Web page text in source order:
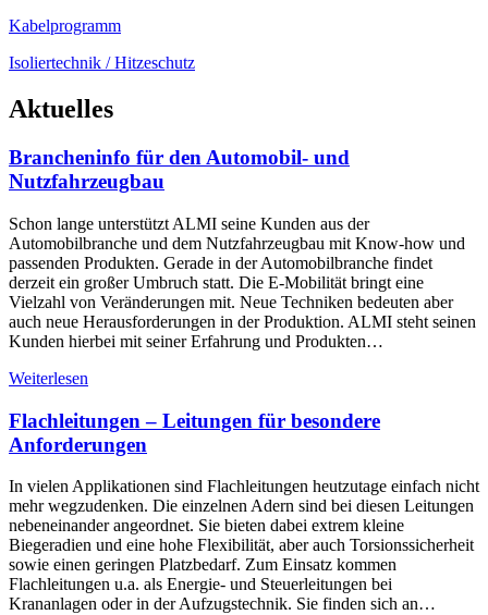
Kabelprogramm
Isoliertechnik / Hitzeschutz
Aktuelles
Brancheninfo für den Automobil- und
Nutzfahrzeugbau
Schon lange unterstützt ALMI seine Kunden aus der
Automobilbranche und dem Nutzfahrzeugbau mit Know-how und
passenden Produkten. Gerade in der Automobilbranche findet
derzeit ein großer Umbruch statt. Die E-Mobilität bringt eine
Vielzahl von Veränderungen mit. Neue Techniken bedeuten aber
auch neue Herausforderungen in der Produktion. ALMI steht seinen
Kunden hierbei mit seiner Erfahrung und Produkten…
Weiterlesen
Flachleitungen – Leitungen für besondere
Anforderungen
In vielen Applikationen sind Flachleitungen heutzutage einfach nicht
mehr wegzudenken. Die einzelnen Adern sind bei diesen Leitungen
nebeneinander angeordnet. Sie bieten dabei extrem kleine
Biegeradien und eine hohe Flexibilität, aber auch Torsionssicherheit
sowie einen geringen Platzbedarf. Zum Einsatz kommen
Flachleitungen u.a. als Energie- und Steuerleitungen bei
Krananlagen oder in der Aufzugstechnik. Sie finden sich an…